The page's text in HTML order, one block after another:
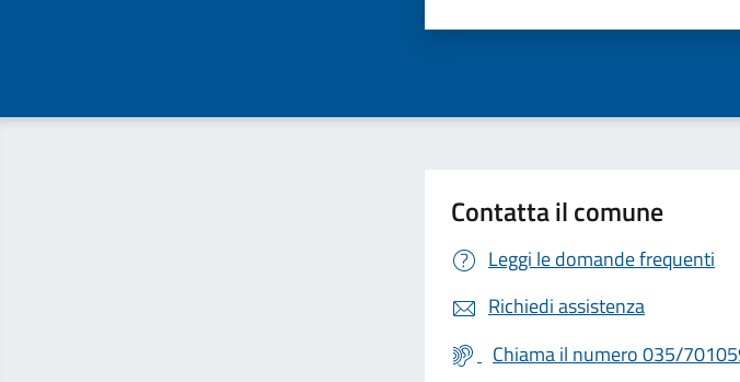
Contatta il comune
Leggi le domande frequenti
Richiedi assistenza
Chiama il numero 035/